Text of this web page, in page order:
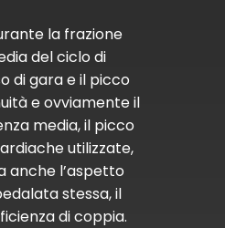
la frazione
del ciclo di
di gara e il picco
e ovviamente il
media, il picco
utilizzate,
anche l’aspetto
stessa, il
di coppia.